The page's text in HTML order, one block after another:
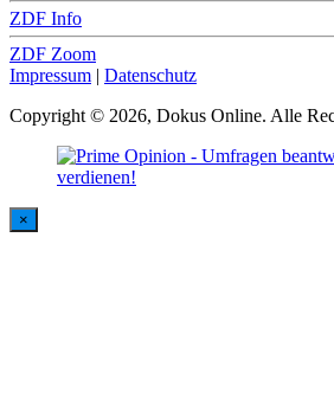
ZDF Info
ZDF Zoom
Impressum | Datenschutz
Copyright © 2026, Dokus Online. Alle
×